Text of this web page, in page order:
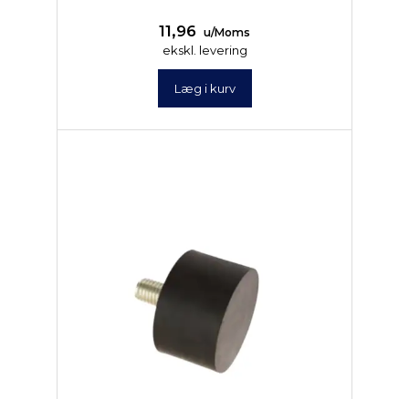
11,96 u/Moms
ekskl. levering
Læg i kurv